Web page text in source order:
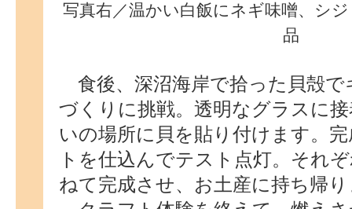
写真右／温かい白飯にネギ味噌、シ
品
食後、深沼海岸で拾った貝殻
づくりに挑戦。透明なグラスに
いの場所に貝を貼り付けます。
トを仕込んでテスト点灯。それ
ねて完成させ、お土産に持ち帰